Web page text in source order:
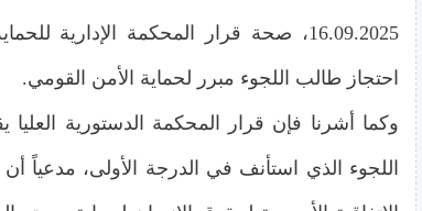
16.09.2025، صحة قرار المحكمة الإدارية
احتجاز طالب اللجوء مبرر لحماية الأمن القومي.
وكما أشرنا فإن قرار المحكمة الدستورية